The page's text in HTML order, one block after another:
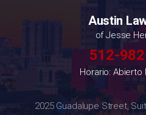
Austin
of Jesse
512-
Horario: Abierto
2025 Guadalupe Street,